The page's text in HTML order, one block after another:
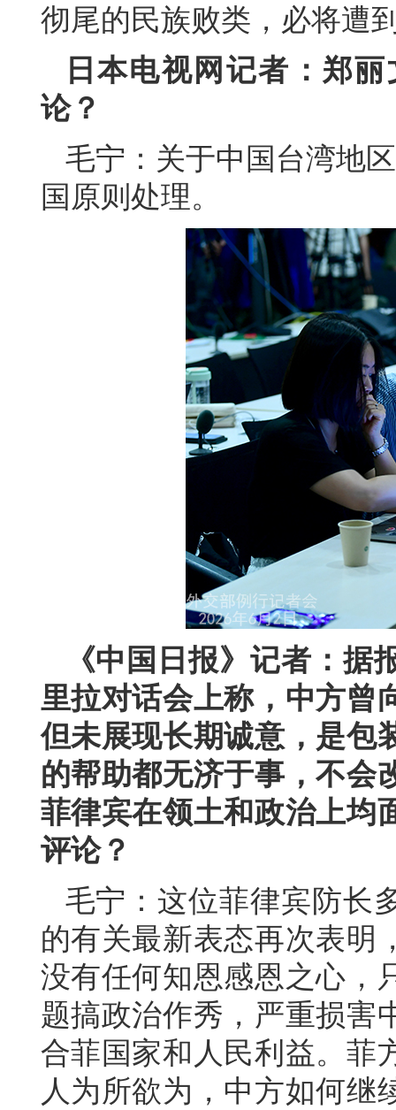
彻尾的民族败类，必将遭
日本电视网记者：郑
论？
毛宁：关于中国台湾地
国原则处理。
《中国日报》记者：
里拉对话会上称，中方曾
但未展现长期诚意，是包
的帮助都无济于事，不会
菲律宾在领土和政治上均
评论？
毛宁：这位菲律宾防长
的有关最新表态再次表明
没有任何知恩感恩之心，
题搞政治作秀，严重损害
合菲国家和人民利益。菲
人为所欲为，中方如何继